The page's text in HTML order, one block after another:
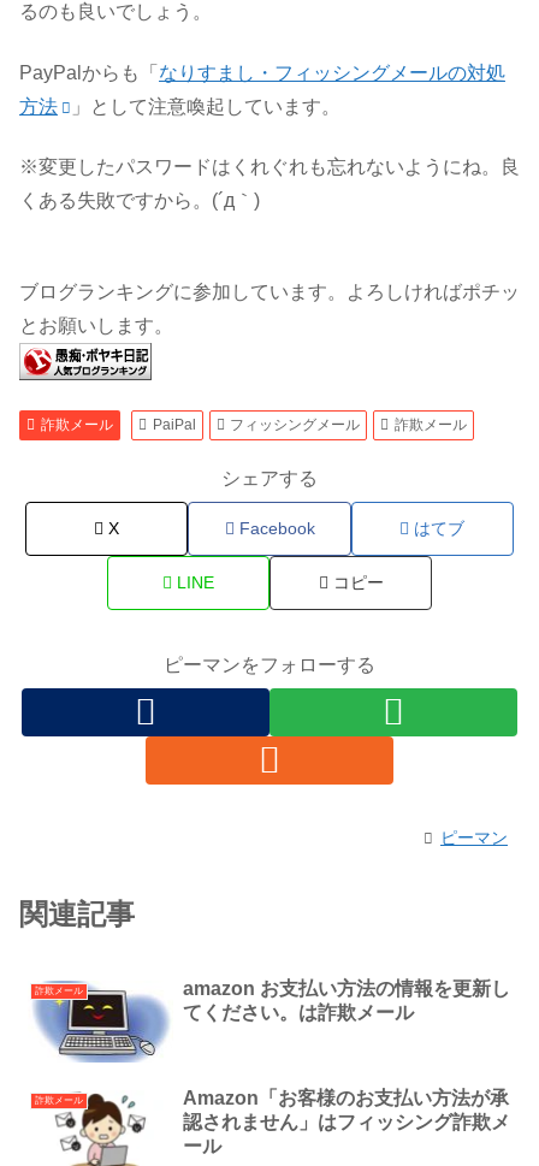
るのも良いでしょう。
PayPalからも「 なりすまし・フィッシングメールの対処
方法
」として注意喚起しています。
※変更したパスワードはくれぐれも忘れないようにね。良
くある失敗ですから。(´д｀)
ブログランキングに参加しています。よろしければポチッ
とお願いします。
詐欺メール PaiPal フィッシングメール 詐欺メール
シェアする
X Facebook はてブ
LINE コピー
ピーマンをフォローする
ピーマン
関連記事
詐欺メール
amazon お支払い方法の情報を更新し
てください。は詐欺メール
詐欺メール
Amazon「お客様のお支払い方法が承
認されません」はフィッシング詐欺メ
ール